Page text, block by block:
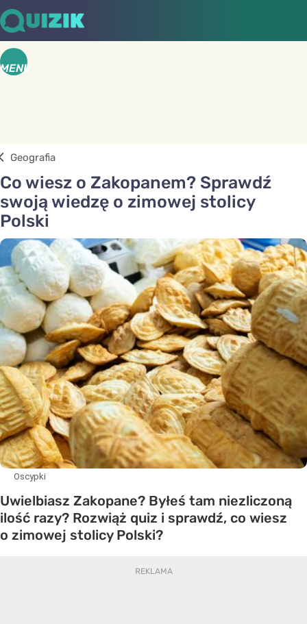
MENU
Geografia
Co wiesz o Zakopanem? Sprawdź
swoją wiedzę o zimowej stolicy
Polski
Oscypki
Uwielbiasz Zakopane? Byłeś tam niezliczoną
ilość razy? Rozwiąż quiz i sprawdź, co wiesz
o zimowej stolicy Polski?